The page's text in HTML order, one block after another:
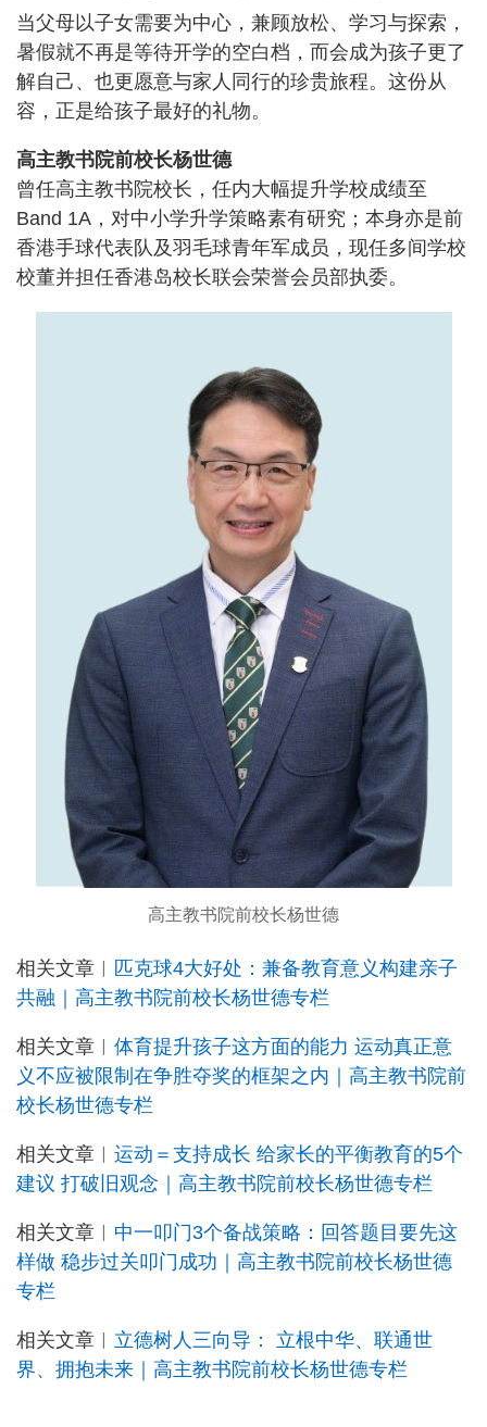
当父母以子女需要为中心，兼顾放松、学习与探索，
暑假就不再是等待开学的空白档，而会成为孩子更了
解自己、也更愿意与家人同行的珍贵旅程。这份从
容，正是给孩子最好的礼物。
高主教书院前校长杨世德
曾任高主教书院校长，任内大幅提升学校成绩至
Band 1A，对中小学升学策略素有研究；本身亦是前
香港手球代表队及羽毛球青年军成员，现任多间学校
校董并担任香港岛校长联会荣誉会员部执委。
高主教书院前校长杨世德
相关文章︳
匹克球4大好处：兼备教育意义构建亲子
共融｜高主教书院前校长杨世德专栏
相关文章︳ 体育提升孩子这方面的能力 运动真正意
义不应被限制在争胜夺奖的框架之内｜高主教书院前
校长杨世德专栏
相关文章︳ 运动＝支持成长 给家长的平衡教育的5个
建议 打破旧观念｜高主教书院前校长杨世德专栏
相关文章︳ 中一叩门3个备战策略：回答题目要先这
样做 稳步过关叩门成功｜高主教书院前校长杨世德
专栏
相关文章︳ 立德树人三向导： 立根中华、联通世
界、拥抱未来｜高主教书院前校长杨世德专栏